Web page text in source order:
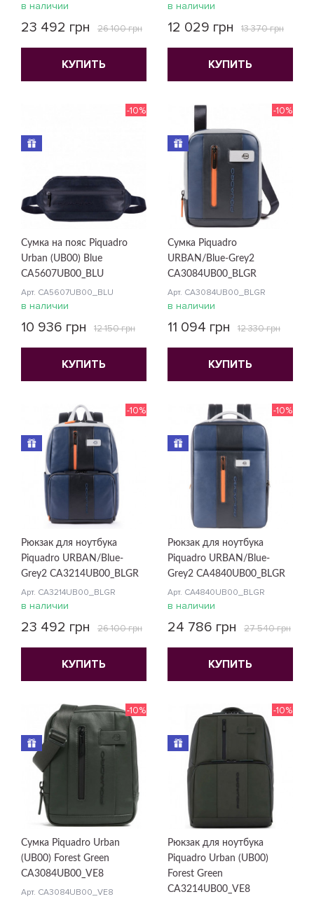
в наличии
23 492 грн 26 100 грн
КУПИТЬ
в наличии
12 029 грн 13 370 грн
КУПИТЬ
Сумка на пояс Piquadro
Urban (UB00) Blue
CA5607UB00_BLU
Арт. CA5607UB00_BLU
-10%
в наличии
10 936 грн 12 150 грн
КУПИТЬ
Сумка Piquadro
URBAN/Blue-Grey2
CA3084UB00_BLGR
Арт. CA3084UB00_BLGR
-10%
в наличии
11 094 грн 12 330 грн
КУПИТЬ
Рюкзак для ноутбука
Piquadro URBAN/Blue-
Grey2 CA3214UB00_BLGR
Арт. CA3214UB00_BLGR
-10%
в наличии
23 492 грн 26 100 грн
КУПИТЬ
Рюкзак для ноутбука
Piquadro URBAN/Blue-
Grey2 CA4840UB00_BLGR
Арт. CA4840UB00_BLGR
-10%
в наличии
24 786 грн 27 540 грн
КУПИТЬ
Сумка Piquadro Urban
(UB00) Forest Green
CA3084UB00_VE8
Арт. CA3084UB00_VE8
-10%
Рюкзак для ноутбука
Piquadro Urban (UB00)
Forest Green
CA3214UB00_VE8
-10%